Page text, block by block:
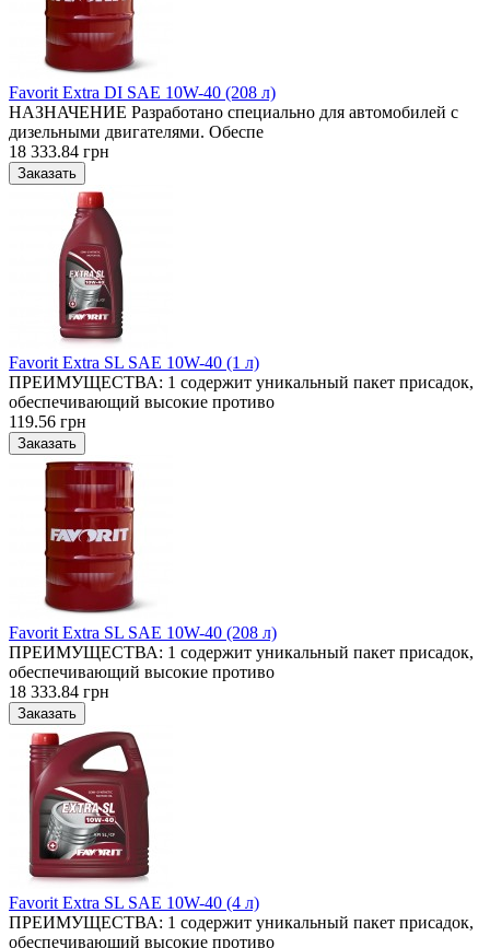
Favorit Extra DI SAE 10W-40 (208 л)
НАЗНАЧЕНИЕ Разработано специально для автомобилей с
дизельными двигателями. Обеспе
18 333.84 грн
Favorit Extra SL SAE 10W-40 (1 л)
ПРЕИМУЩЕСТВА: 1 содержит уникальный пакет присадок,
обеспечивающий высокие противо
119.56 грн
Favorit Extra SL SAE 10W-40 (208 л)
ПРЕИМУЩЕСТВА: 1 содержит уникальный пакет присадок,
обеспечивающий высокие противо
18 333.84 грн
Favorit Extra SL SAE 10W-40 (4 л)
ПРЕИМУЩЕСТВА: 1 содержит уникальный пакет присадок,
обеспечивающий высокие противо